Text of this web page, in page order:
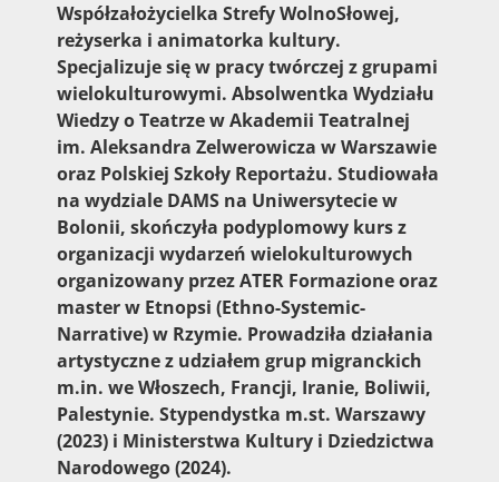
Współzałożycielka Strefy WolnoSłowej,
reżyserka i animatorka kultury.
Specjalizuje się w pracy twórczej z grupami
wielokulturowymi. Absolwentka Wydziału
Wiedzy o Teatrze w Akademii Teatralnej
im. Aleksandra Zelwerowicza w Warszawie
oraz Polskiej Szkoły Reportażu. Studiowała
na wydziale DAMS na Uniwersytecie w
Bolonii, skończyła podyplomowy kurs z
organizacji wydarzeń wielokulturowych
organizowany przez ATER Formazione oraz
master w Etnopsi (Ethno-Systemic-
Narrative) w Rzymie. Prowadziła działania
artystyczne z udziałem grup migranckich
m.in. we Włoszech, Francji, Iranie, Boliwii,
Palestynie. Stypendystka m.st. Warszawy
(2023) i Ministerstwa Kultury i Dziedzictwa
Narodowego (2024).